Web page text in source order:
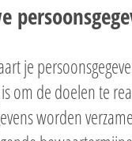
je
om de doelen te
worden